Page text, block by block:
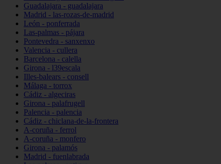
Guadalajara - guadalajara
Madrid - las-rozas-de-madrid
León - ponferrada
Las-palmas - pájara
Pontevedra - sanxenxo
Valencia - cullera
Barcelona - calella
Girona - l39escala
Illes-balears - consell
Málaga - torrox
Cádiz - algeciras
Girona - palafrugell
Palencia - palencia
Cádiz - chiclana-de-la-frontera
A-coruña - ferrol
A-coruña - monfero
Girona - palamós
Madrid - fuenlabrada